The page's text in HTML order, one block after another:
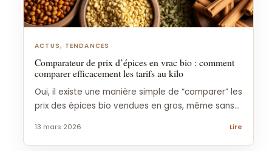
ACTUS, TENDANCES
Comparateur de prix d’épices en vrac bio : comment
comparer efficacement les tarifs au kilo
Oui, il existe une manière simple de “comparer” les
prix des épices bio vendues en gros, même sans...
13 mars 2026 Lire